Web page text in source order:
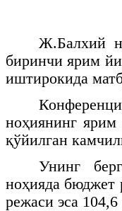
Ж.Балхий
биринчи ярим
иштирокида
ноҳиянинг ярим
қўйилган
Унинг
ноҳияда бюджет
режаси эса